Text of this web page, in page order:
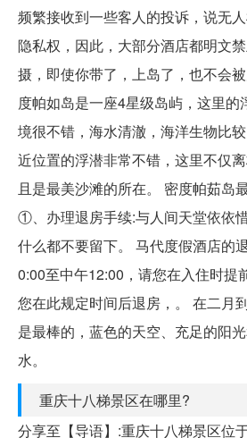
频繁接收到一些客人的投诉，说无
隐私权，因此，大部分酒店都明文
摄，即使你带了，上岛了，也不会
度帕如岛是一座4星级岛屿，这里
境很不错，海水清澈，海洋生物比
近位置的浮潜非常不错，这里不仅
且是最美沙滩的所在。 密度帕茹岛
①、办理退房手续:与人间天堂依依
什么都不要留下。 马代度假酒店的
0:00至中午12:00，请您在入住时提
您在此规定时间后退房，。 在二月
是最棒的，蓝色的天空、充足的阳
水。
重庆十八梯景区在哪里?
分享至【导语】:重庆十八梯景区位